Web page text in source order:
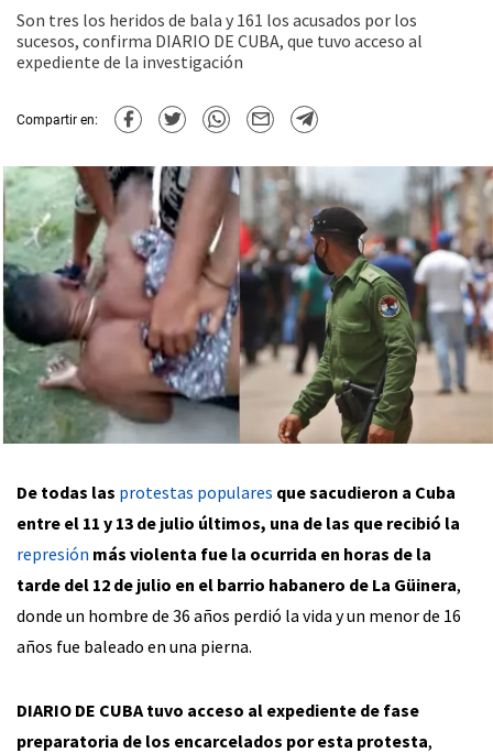
Son tres los heridos de bala y 161 los acusados por los
sucesos, confirma DIARIO DE CUBA, que tuvo acceso al
expediente de la investigación
Compartir en:
De todas las protestas populares que sacudieron a Cuba
entre el 11 y 13 de julio últimos, una de las que recibió la
represión más violenta fue la ocurrida en horas de la
tarde del 12 de julio en el barrio habanero de La Güinera,
donde un hombre de 36 años perdió la vida y un menor de 16
años fue baleado en una pierna.
DIARIO DE CUBA tuvo acceso al expediente de fase
preparatoria de los encarcelados por esta protesta,